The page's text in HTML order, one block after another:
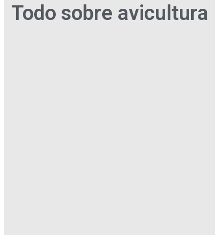
Todo sobre avicultura